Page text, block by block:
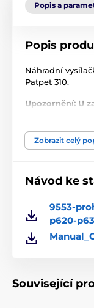
Popis a
Popis
Náhradní
Patpet 310.
Upozornění: U
nelze
ilustrativní
Produkt je
Zobrazit celý
Návod ke
9553-
p620-
Související